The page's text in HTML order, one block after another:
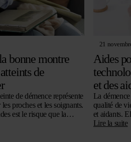
bonne montre
de
de démence représente
proches et les soignants.
est le risque que la
21
Aides
et des
La
qualité de
et aidants.
Lire la suite